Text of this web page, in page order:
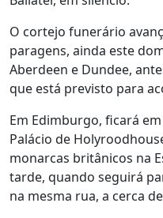
O cortejo funerário
paragens, ainda este
Aberdeen e Dundee,
que está previsto para
Em Edimburgo, ficará
Palácio de
monarcas britânicos na
tarde, quando seguirá
na mesma rua, a cerca